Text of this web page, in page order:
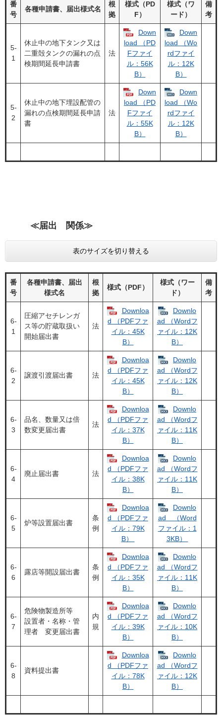
番
号
各種申請書、届出様式名
根
拠
様式（PD
F）
様式（ワ
ード）
備
考
5‐
1
休止中の地下タンク又は
二重殻タンクの漏れの点
検期間延長申請書
法
Down
load （PD
Fファイ
ル：56K
B）
Down
load （Wo
rdファイ
ル：12K
B）
5‐
2
休止中の地下埋設配管の
漏れの点検期間延長申請
書
法
Down
load （PD
Fファイ
ル：55K
B）
Down
load （Wo
rdファイ
ル：12K
B）
≪届出 関係≫
表のサイズを切り替える
番
号
各種申請書、届出
様式名
根
拠
様式（PDF）
様式（ワー
ド）
備
考
6‐
1
圧縮アセチレンガ
ス等の貯蔵取扱い
開始届出書
法
Downloa
d （PDFファ
イル：45K
B）
Downlo
ad （Wordフ
ァイル：12K
B）
6‐
2
譲渡引渡届出書 法
Downloa
d （PDFファ
イル：45K
B）
Downlo
ad （Wordフ
ァイル：12K
B）
6‐
3
品名、数量又は倍
数変更届出書
法
Downloa
d （PDFファ
イル：37K
B）
Downlo
ad （Wordフ
ァイル：11K
B）
6‐
4
廃止届出書 法
Downloa
d （PDFファ
イル：38K
B）
Downlo
ad （Wordフ
ァイル：11K
B）
6‐
5
炉等設置届出書
条
例
Downloa
d （PDFファ
イル：79K
B）
Downlo
ad （Word
ファイル：1
3KB）
6‐
6
露店等開設届出書
条
例
Downloa
d （PDFファ
イル：35K
B）
Downlo
ad （Wordフ
ァイル：11K
B）
6‐
7
危険物製造所等
設置者・名称・管
理者 変更届出書
内
規
Downloa
d （PDFファ
イル：39K
B）
Downlo
ad （Wordフ
ァイル：10K
B）
6‐
8
資料提出書
Downloa
d （PDFファ
イル：78K
B）
Downlo
ad （Wordフ
ァイル：12K
B）